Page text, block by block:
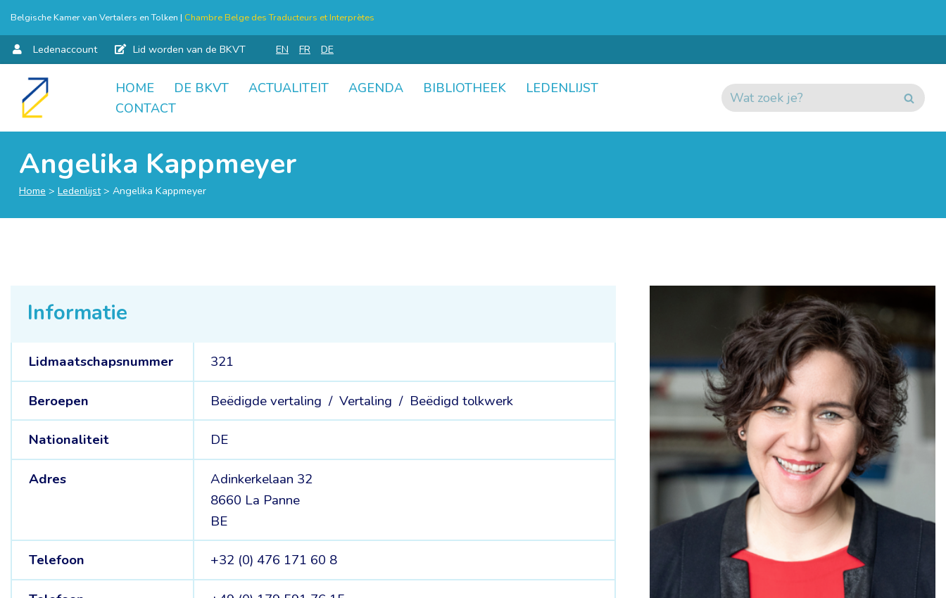
Belgische Kamer van Vertalers en Tolken | Chambre Belge des Traducteurs et Interprètes
Ledenaccount Lid worden van de BKVT EN FR DE
Skip
HOME DE BKVT ACTUALITEIT AGENDA BIBLIOTHEEK
LEDENLIJST
CONTACT
Angelika Kappmeyer
Home > Ledenlijst> Angelika Kappmeyer
Informatie
Lidmaatschapsnummer 321
Beroepen Beëdigde vertaling / Vertaling / Beëdigd tolkwerk
Nationaliteit DE
Adres
Adinkerkelaan 32
8660 La Panne
BE
Telefoon +32 (0) 476 171 60 8